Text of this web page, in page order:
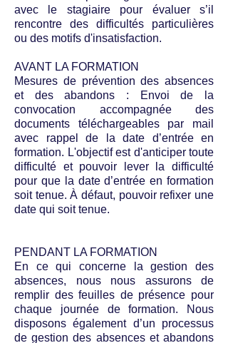
avec le stagiaire pour évaluer s’il
rencontre des difficultés particulières
ou des motifs d'insatisfaction.
AVANT LA FORMATION
Mesures de prévention des absences
et des abandons : Envoi de la
convocation accompagnée des
documents téléchargeables par mail
avec rappel de la date d’entrée en
formation. L'objectif est d'anticiper toute
difficulté et pouvoir lever la difficulté
pour que la date d’entrée en formation
soit tenue. À défaut, pouvoir refixer une
date qui soit tenue.
PENDANT LA FORMATION
En ce qui concerne la gestion des
absences, nous nous assurons de
remplir des feuilles de présence pour
chaque journée de formation. Nous
disposons également d’un processus
de gestion des absences et abandons